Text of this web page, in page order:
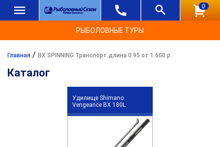
0
РЫБОЛОВНЫЕ ТУРЫ
Главная / BX SPINNING Транспорт.длина 0.95 от 1 600 р.
Каталог
Удилище Shimano
Vengeance BX 180L